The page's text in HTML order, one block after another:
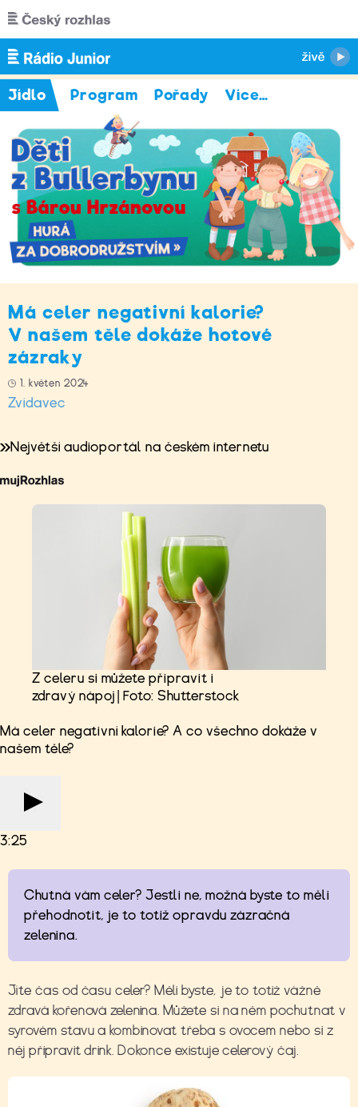
Přejít k hlavnímu obsahu
Jídlo Program Pořady Více…
Má celer negativní kalorie?
V našem těle dokáže hotové
zázraky
1. květen 2024
Zvídavec
Největší audioportál na českém internetu
Z celeru si můžete připravit i
zdravý nápoj | Foto: Shutterstock
Má celer negativní kalorie? A co všechno dokáže v
našem těle?
3:25
Chutná vám celer? Jestli ne, možná byste to měli
přehodnotit, je to totiž opravdu zázračná
zelenina.
Jíte čas od času celer? Měli byste, je to totiž vážně
zdravá kořenová zelenina. Můžete si na něm pochutnat v
syrovém stavu a kombinovat třeba s ovocem nebo si z
něj připravit drink. Dokonce existuje celerový čaj.